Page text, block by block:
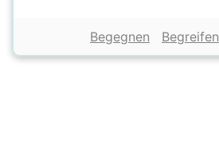
Begegnen Begreifen